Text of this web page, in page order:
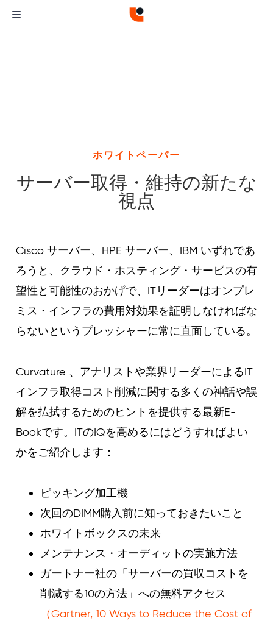
ホワイトペーパー
サーバー取得・維持の新たな
視点
Cisco サーバー、HPE サーバー、IBM いずれであ
ろうと、クラウド・ホスティング・サービスの有
望性と可能性のおかげで、ITリーダーはオンプレ
ミス・インフラの費用対効果を証明しなければな
らないというプレッシャーに常に直面している。
Curvature 、アナリストや業界リーダーによるIT
インフラ取得コスト削減に関する多くの神話や誤
解を払拭するためのヒントを提供する最新E-
Bookです。ITのIQを高めるにはどうすればよい
かをご紹介します：
ピッキング加工機
次回のDIMM購入前に知っておきたいこと
ホワイトボックスの未来
メンテナンス・オーディットの実施方法
ガートナー社の「サーバーの買収コストを
削減する10の方法」への無料アクセス
（Gartner, 10 Ways to Reduce the Cost of